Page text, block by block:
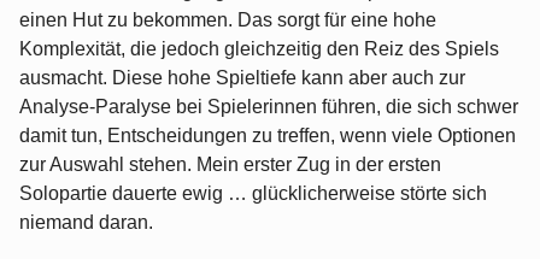
einen Hut zu bekommen. Das sorgt für eine hohe
Komplexität, die jedoch gleichzeitig den Reiz des Spiels
ausmacht. Diese hohe Spieltiefe kann aber auch zur
Analyse-Paralyse bei Spielerinnen führen, die sich schwer
damit tun, Entscheidungen zu treffen, wenn viele Optionen
zur Auswahl stehen. Mein erster Zug in der ersten
Solopartie dauerte ewig … glücklicherweise störte sich
niemand daran.